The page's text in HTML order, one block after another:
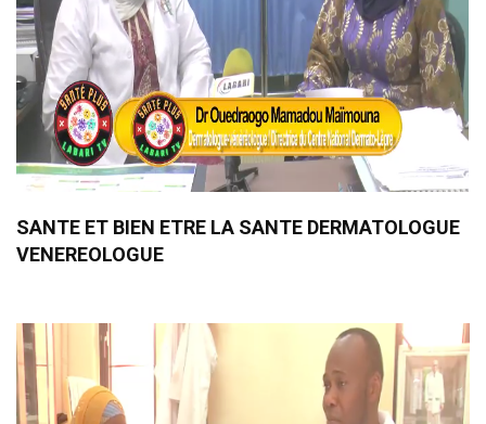
SANTE ET BIEN ETRE LA SANTE DERMATOLOGUE
VENEREOLOGUE